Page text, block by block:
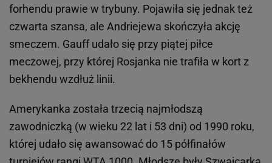
forhendu prawie w trybuny. Pojawiła się jednak też
czwarta szansa, ale Andriejewa skończyła akcję
smeczem. Gauff udało się przy piątej piłce
meczowej, przy której Rosjanka nie trafiła w kort z
bekhendu wzdłuż linii.
Amerykanka została trzecią najmłodszą
zawodniczką (w wieku 22 lat i 53 dni) od 1990 roku,
której udało się awansować do 15 półfinałów